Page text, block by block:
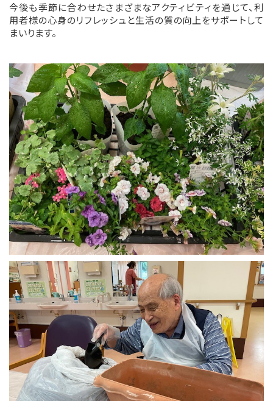
今後も季節に合わせたさまざまなアクティビティを通じて、利
用者様の心身のリフレッシュと生活の質の向上をサポートして
まいります。